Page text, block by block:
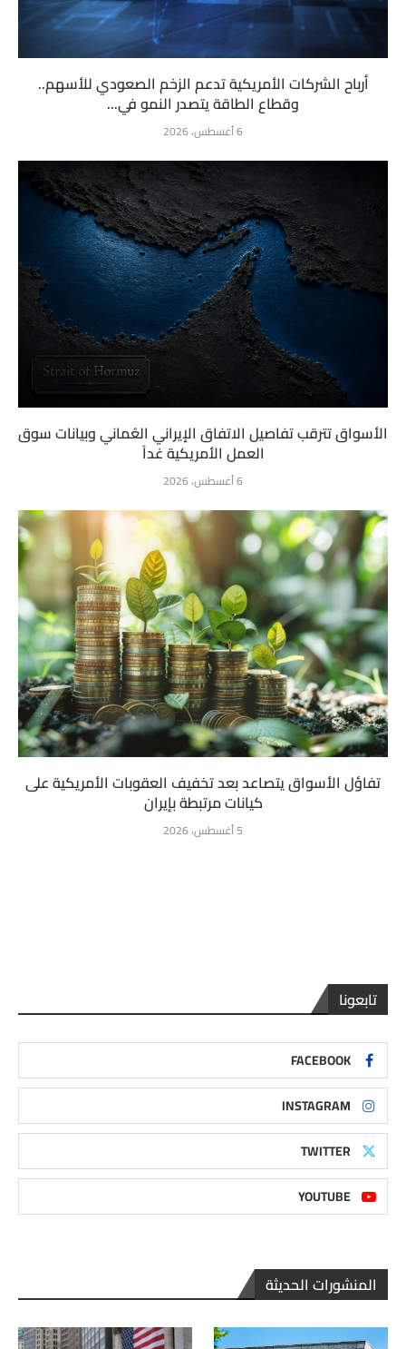
أرباح الشركات الأمريكية تدعم الزخم الصعودي للأسهم..
وقطاع الطاقة يتصدر النمو في...
6 أغسطس، 2026
الأسواق تترقب تفاصيل الاتفاق الإيراني العُماني وبيانات سوق
العمل الأمريكية غداً
6 أغسطس، 2026
تفاؤل الأسواق يتصاعد بعد تخفيف العقوبات الأمريكية على
كيانات مرتبطة بإيران
5 أغسطس، 2026
تابعونا
FACEBOOK
INSTAGRAM
TWITTER
YOUTUBE
المنشورات الحديثة